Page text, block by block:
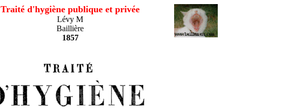
Traité d'hygiène publique et privée
Lévy M
Baillière
1857